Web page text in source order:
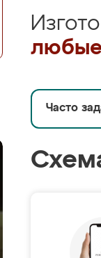
любые
Часто